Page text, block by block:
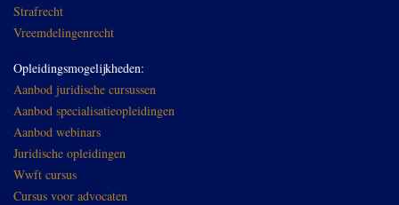
Strafrecht
Vreemdelingenrecht
Opleidingsmogelijkheden:
Aanbod juridische cursussen
Aanbod specialisatieopleidingen
Aanbod webinars
Juridische opleidingen
Wwft cursus
Cursus voor advocaten